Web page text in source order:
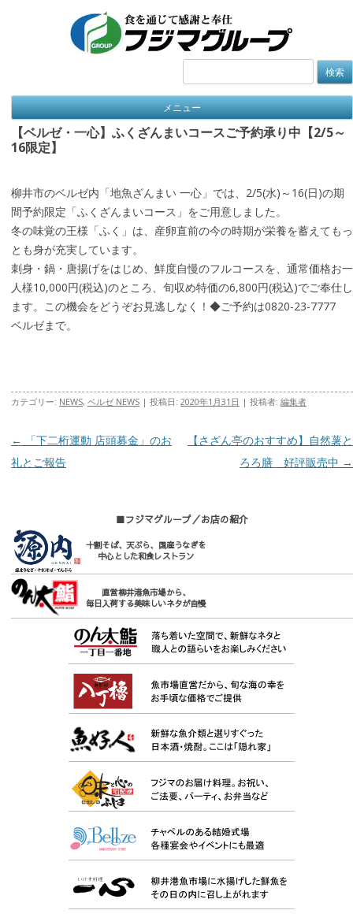
検
メニュー
【ベルゼ・一心】ふくざんまいコースご予約承り中【2/5～
16限定】
柳井市のベルゼ内「地魚ざんまい 一心」では、2/5(水)～16(日)の期
間予約限定「ふくざんまいコース」をご用意しました。
冬の味覚の王様「ふく」は、産卵直前の今の時期が栄養を蓄えてもっ
とも身が充実しています。
刺身・鍋・唐揚げをはじめ、鮮度自慢のフルコースを、通常価格お一
人様10,000円(税込)のところ、旬収め特価の6,800円(税込)でご奉仕し
ます。この機会をどうぞお見逃しなく！◆ご予約は0820-23-7777
ベルゼまで。
カテゴリー: NEWS, ベルゼ NEWS | 投稿日: 2020年1月31日 | 投稿者: 編集者
投稿ナビゲーション
←
「下二桁運動 店頭募金」のお
礼とご報告
【さざん亭のおすすめ】自然薯と
ろろ膳 好評販売中 →
■フジマグループ／お店の紹介
十割そば、天ぷら、国産うなぎを
中心とした和食レストラン
直営柳井港魚市場から、
毎日入荷する美味しいネタが自慢